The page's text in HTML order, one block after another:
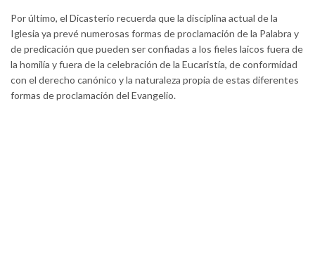
Por último, el Dicasterio recuerda que la disciplina actual de la
Iglesia ya prevé numerosas formas de proclamación de la Palabra y
de predicación que pueden ser confiadas a los fieles laicos fuera de
la homilía y fuera de la celebración de la Eucaristía, de conformidad
con el derecho canónico y la naturaleza propia de estas diferentes
formas de proclamación del Evangelio.